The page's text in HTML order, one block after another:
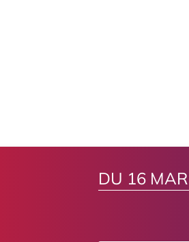
DU 16